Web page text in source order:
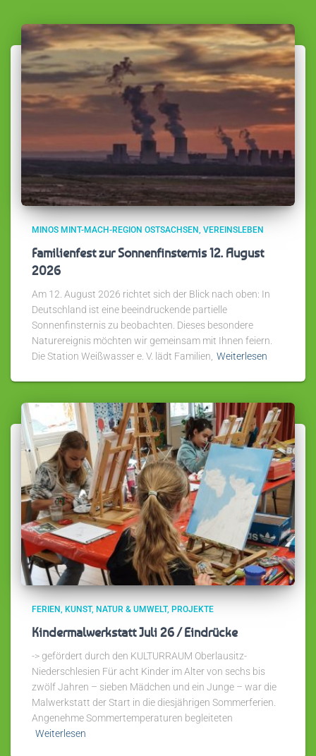
MINOS MINT-MACH-REGION OSTSACHSEN VEREINSLEBEN
Familienfest zur Sonnenfinsternis 12. August
2026
Am 12. August 2026 richtet sich der Blick nach oben: In
Deutschland ist eine beeindruckende partielle
Sonnenfinsternis zu beobachten. Dieses besondere
Naturereignis möchten wir gemeinsam mit Ihnen feiern.
Die Station Weißwasser e. V. lädt Familien, Weiterlesen
FERIEN KUNST NATUR & UMWELT PROJEKTE
Kindermalwerkstatt Juli 26 / Eindrücke
-> gefördert durch den KULTURRAUM Oberlausitz-
Niederschlesien Für acht Kinder im Alter von sechs bis
zwölf Jahren – sieben Mädchen und ein Junge – war die
Malwerkstatt der Start in die diesjährigen Sommerferien.
Angenehme Sommertemperaturen begleiteten
Weiterlesen